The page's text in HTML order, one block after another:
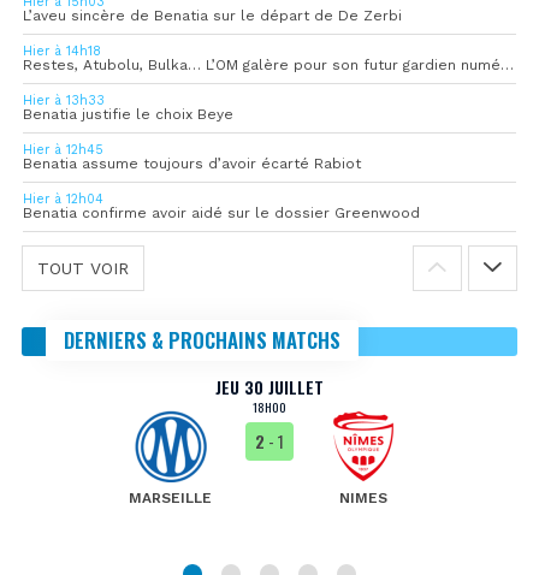
L’aveu sincère de Benatia sur le départ de De Zerbi
Hier à 14h18
Restes, Atubolu, Bulka… L’OM galère pour son futur gardien numéro 1
Hier à 13h33
Benatia justifie le choix Beye
Hier à 12h45
Benatia assume toujours d’avoir écarté Rabiot
Hier à 12h04
Benatia confirme avoir aidé sur le dossier Greenwood
TOUT VOIR
DERNIERS & PROCHAINS MATCHS
JEU 30 JUILLET
18H00
MARSEILLE
2 - 1
NIMES